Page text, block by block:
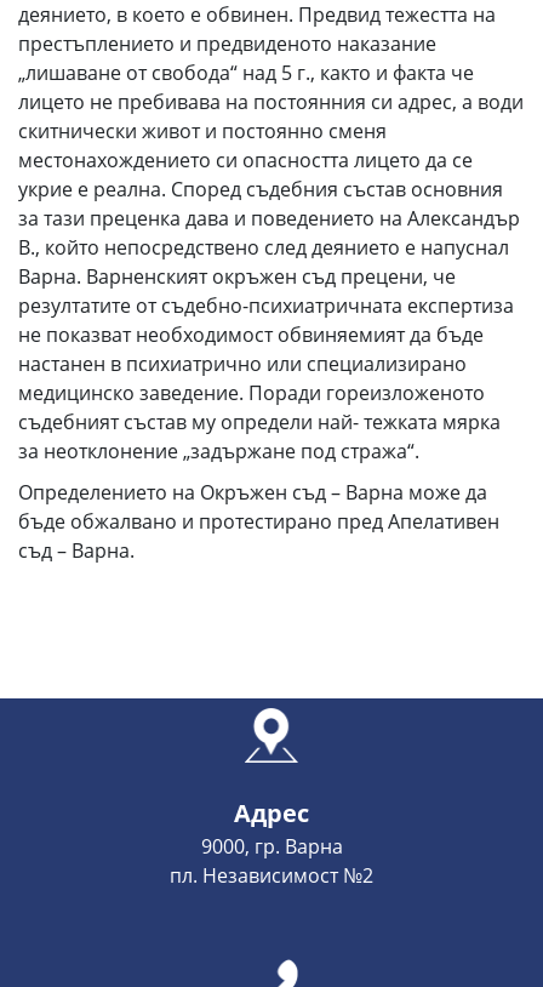
деянието, в което е обвинен. Предвид тежестта на
престъплението и предвиденото наказание
„лишаване от свобода“ над 5 г., както и факта че
лицето не пребивава на постоянния си адрес, а води
скитнически живот и постоянно сменя
местонахождението си опасността лицето да се
укрие е реална. Според съдебния състав основния
за тази преценка дава и поведението на Александър
В., който непосредствено след деянието е напуснал
Варна. Варненският окръжен съд прецени, че
резултатите от съдебно-психиатричната експертиза
не показват необходимост обвиняемият да бъде
настанен в психиатрично или специализирано
медицинско заведение. Поради гореизложеното
съдебният състав му определи най- тежката мярка
за неотклонение „задържане под стража“.
Определението на Окръжен съд – Варна може да
бъде обжалвано и протестирано пред Апелативен
съд – Варна.
Адрес
9000, гр. Варна
пл. Независимост №2